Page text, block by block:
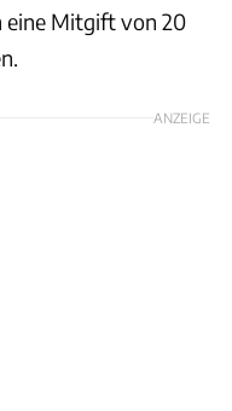
eine Mitgift von 20
ANZEIGE